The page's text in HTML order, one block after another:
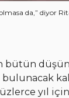
da,” diyor
bütün
bulunacak
yıl